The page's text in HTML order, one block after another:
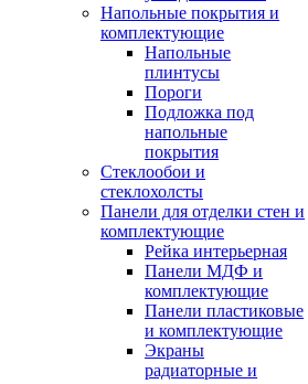
Напольные покрытия и
комплектующие
Напольные
плинтусы
Пороги
Подложка под
напольные
покрытия
Стеклообои и
стеклохолсты
Панели для отделки стен и
комплектующие
Рейка интерьерная
Панели МДФ и
комплектующие
Панели пластиковые
и комплектующие
Экраны
радиаторные и